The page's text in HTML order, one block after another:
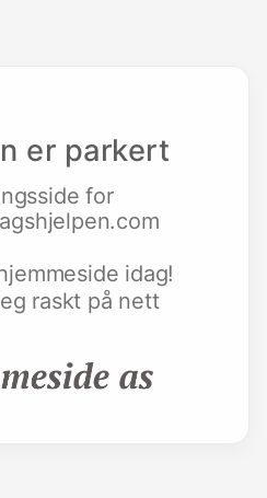
er parkert
for
idag!
raskt på nett